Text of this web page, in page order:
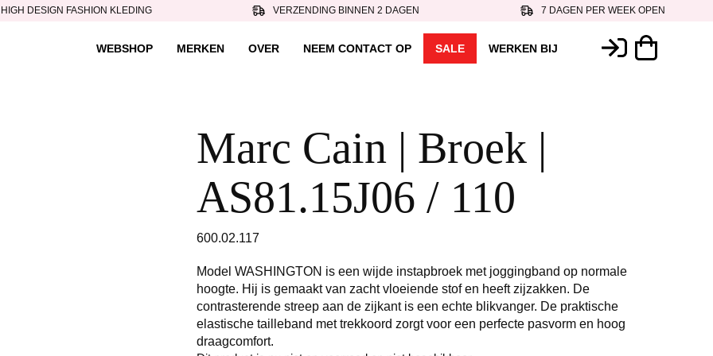
HIGH DESIGN FASHION KLEDING VERZENDING BINNEN 2 DAGEN 7 DAGEN PER WEEK OPEN
WEBSHOP MERKEN OVER NEEM CONTACT OP SALE WERKEN BIJ
Marc Cain | Broek |
AS81.15J06 / 110
600.02.117
Model WASHINGTON is een wijde instapbroek met joggingband op normale
hoogte. Hij is gemaakt van zacht vloeiende stof en heeft zijzakken. De
contrasterende streep aan de zijkant is een echte blikvanger. De praktische
elastische tailleband met trekkoord zorgt voor een perfecte pasvorm en hoog
draagcomfort.